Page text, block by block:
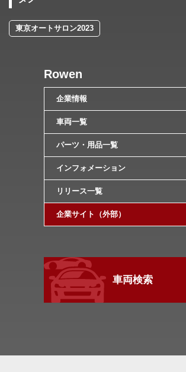
東京オートサロン2023
Rowen
企業情報
車両一覧
パーツ・用品一覧
インフォメーション
リリース一覧
企業サイト（外部）
車両検索